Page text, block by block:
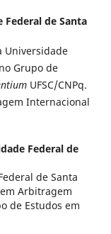
Federal de Santa
Universidade
Grupo de
UFSC/CNPq.
Internacional
Federal de
de Santa
Arbitragem
de Estudos em